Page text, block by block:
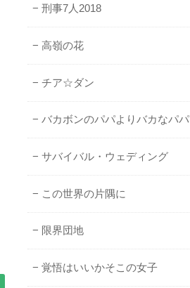
刑事7人2018
高嶺の花
チア☆ダン
バカボンのパパよりバカなパパ
サバイバル・ウェディング
この世界の片隅に
限界団地
覚悟はいいかそこの女子